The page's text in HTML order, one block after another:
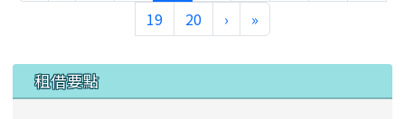
19
20 ›下一頁
»最後頁
左邊區域內容
租借要點